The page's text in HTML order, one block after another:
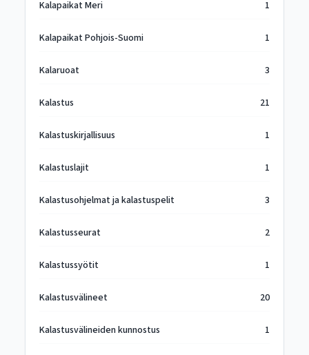
Kalapaikat Meri 1
Kalapaikat Pohjois-Suomi 1
Kalaruoat 3
Kalastus 21
Kalastuskirjallisuus 1
Kalastuslajit 1
Kalastusohjelmat ja kalastuspelit 3
Kalastusseurat 2
Kalastussyötit 1
Kalastusvälineet 20
Kalastusvälineiden kunnostus 1